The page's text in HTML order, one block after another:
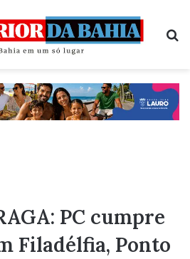
PC cumpre
Filadélfia, Ponto